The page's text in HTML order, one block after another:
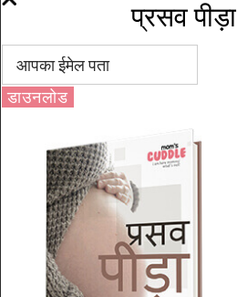
प्रसव पीड़ा
डाउनलोड